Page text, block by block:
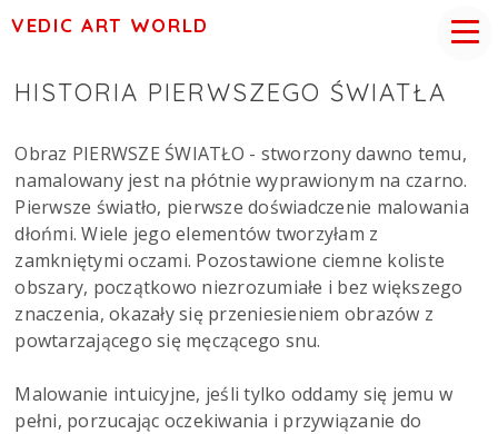
VEDIC ART WORLD
HISTORIA PIERWSZEGO ŚWIATŁA
Obraz PIERWSZE ŚWIATŁO - stworzony dawno temu,
namalowany jest na płótnie wyprawionym na czarno.
Pierwsze światło, pierwsze doświadczenie malowania
dłońmi. Wiele jego elementów tworzyłam z
zamkniętymi oczami. Pozostawione ciemne koliste
obszary, początkowo niezrozumiałe i bez większego
znaczenia, okazały się przeniesieniem obrazów z
powtarzającego się męczącego snu.
Malowanie intuicyjne, jeśli tylko oddamy się jemu w
pełni, porzucając oczekiwania i przywiązanie do